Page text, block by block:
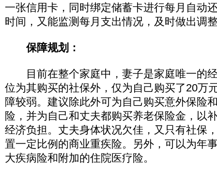
一张信用卡，同时绑定储蓄卡进行每月自动
时间，又能监测每月支出情况，及时做出调
保障规划：
目前在整个家庭中，妻子是家庭唯一的
位为其购买的社保外，仅为自己购买了20万
障较弱。建议除此外可为自己购买意外保险
险，并为自己和丈夫都购买养老保险金，以
经济负担。丈夫身体状况欠佳，又只有社保
置一定比例的商业重疾险。另外，可以为年
大疾病险和附加的住院医疗险。